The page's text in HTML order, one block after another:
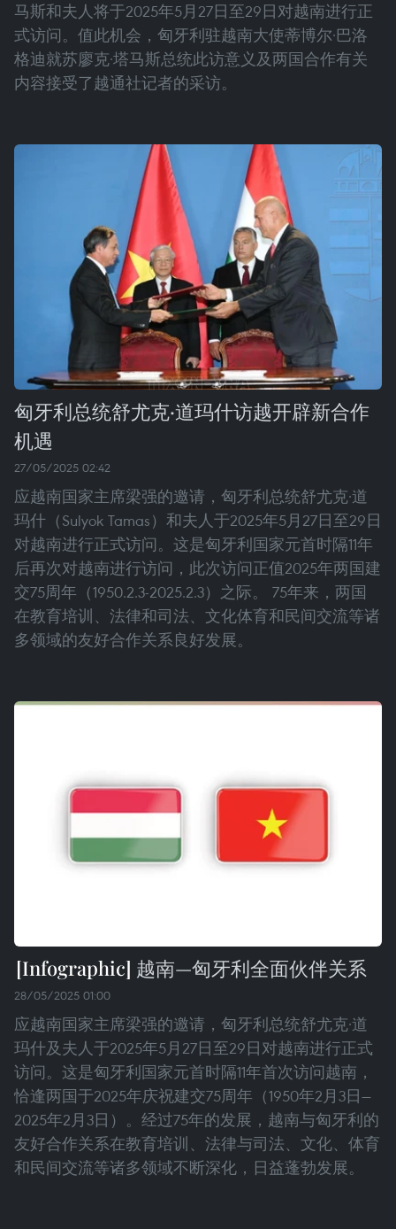
马斯和夫人将于2025年5月27日至29日对越南进行正
式访问。值此机会，匈牙利驻越南大使蒂博尔·巴洛
格迪就苏廖克·塔马斯总统此访意义及两国合作有关
内容接受了越通社记者的采访。
匈牙利总统舒尤克·道玛什访越开辟新合作
机遇
27/05/2025 02:42
应越南国家主席梁强的邀请，匈牙利总统舒尤克·道
玛什（Sulyok Tamas）和夫人于2025年5月27日至29日
对越南进行正式访问。这是匈牙利国家元首时隔11年
后再次对越南进行访问，此次访问正值2025年两国建
交75周年（1950.2.3-2025.2.3）之际。 75年来，两国
在教育培训、法律和司法、文化体育和民间交流等诸
多领域的友好合作关系良好发展。
越南—匈牙利全面伙伴关系
28/05/2025 01:00
应越南国家主席梁强的邀请，匈牙利总统舒尤克·道
玛什及夫人于2025年5月27日至29日对越南进行正式
访问。这是匈牙利国家元首时隔11年首次访问越南，
恰逢两国于2025年庆祝建交75周年（1950年2月3日—
2025年2月3日）。经过75年的发展，越南与匈牙利的
友好合作关系在教育培训、法律与司法、文化、体育
和民间交流等诸多领域不断深化，日益蓬勃发展。